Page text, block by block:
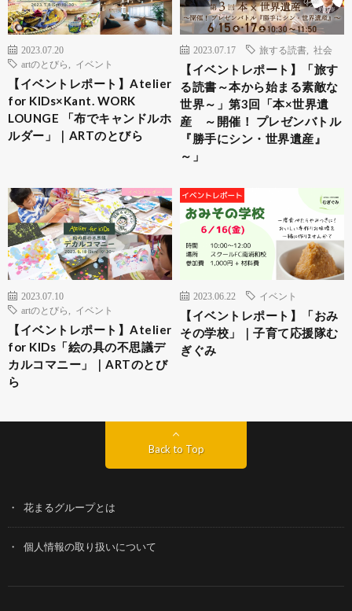
2023.07.20
artのとびら
イベント
【イベントレポート】Atelier
for KIDs×Kant. WORK
LOUNGE 「布でキャンドルホ
ルダー」｜ARTのとびら
2023.07.17 旅する読書 社会
【イベントレポート】「旅す
る読書～本から始まる素敵な
世界～」第3回「本×世界遺
産 ～開催！ プレゼンバトル
『勝手にシン・世界遺産』
～」
2023.07.10
artのとびら
イベント
【イベントレポート】Atelier
for KIDs「絵の具の不思議デ
カルコマニー」｜ARTのとび
ら
2023.06.22 イベント
【イベントレポート】「おみ
その学校」｜子育て応援隊む
ぎぐみ
Back to Top
花まるグループとは
個人情報の取り扱いについて